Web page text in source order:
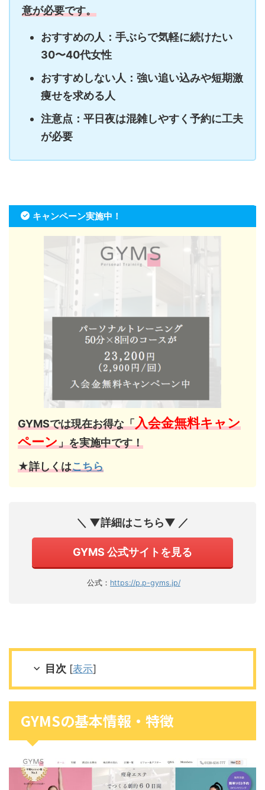
意が必要です。
おすすめの人：手ぶらで気軽に続けたい
30〜40代女性
おすすめしない人：強い追い込みや短期激
痩せを求める人
注意点：平日夜は混雑しやすく予約に工夫
が必要
キャンペーン実施中！
GYMSでは現在お得な「入会金無料キャン
ペーン」を実施中です！
★詳しくはこちら
＼ ▼詳細はこちら▼ ／
GYMS 公式サイトを見る
公式： https://p.p-gyms.jp/
目次 [表示]
GYMSの基本情報・特徴